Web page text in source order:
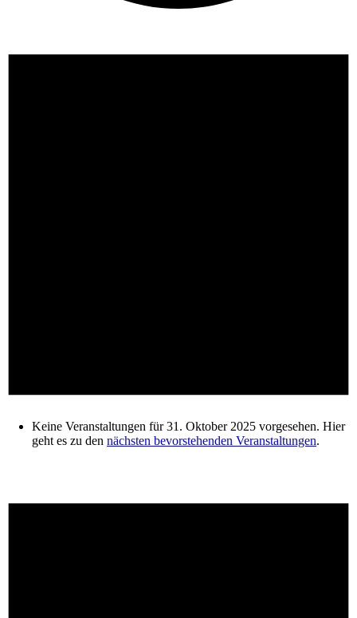
Keine Veranstaltungen für 31. Oktober 2025 vorgesehen. Hier
geht es zu den nächsten bevorstehenden Veranstaltungen.